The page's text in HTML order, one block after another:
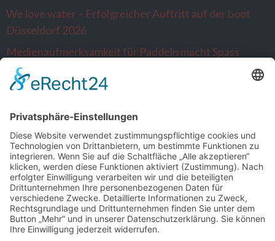
We love water – Erfolgreicher Auftritt auf der boot
Düsseldorf 2026
Medienaufmerksamkeit für Paddeln macht Spass
Alltagsausbrecher wandern nach Venlo…die
Niederlande sind neugierig
SONSTIGE
Kontakt
Facebook
Impressum